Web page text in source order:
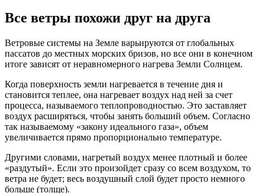
Все ветры похожи друг на друга
Ветровые системы на Земле варьируются от глобальных
пассатов до местных морских бризов, но все они в конечном
итоге зависят от неравномерного нагрева Земли Солнцем.
Когда поверхность земли нагревается в течение дня и
становится теплее, она нагревает воздух над ней за счет
процесса, называемого теплопроводностью. Это заставляет
воздух расширяться, чтобы занять больший объем. Согласно
так называемому «закону идеального газа», объем
увеличивается прямо пропорционально температуре.
Другими словами, нагретый воздух менее плотный и более
«раздутый». Если это произойдет сразу со всем воздухом, то
ветра не будет; весь воздушный слой будет просто немного
больше (толще).